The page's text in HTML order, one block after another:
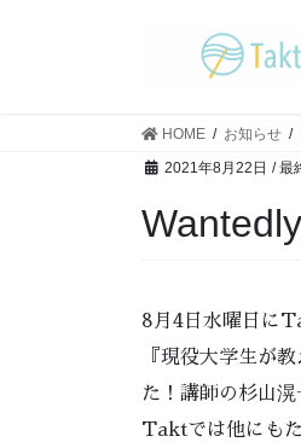
HOME お知らせ
2021年8月22日 / 最
8月4日水曜日に
『現役大学生が
た！講師の杉山
Taktでは他にも